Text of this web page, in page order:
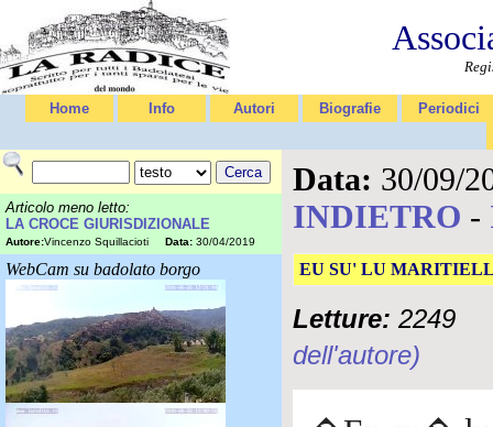
Home Info Autori Biografie Periodici
Articolo meno letto:
LA CROCE GIURISDIZIONALE
Autore:Vincenzo Squillacioti Data: 30/04/2019
WebCam su badolato borgo
Data: 30/09/
INDIETRO -
EU SU' LU
Letture: 2249
dell'autore)